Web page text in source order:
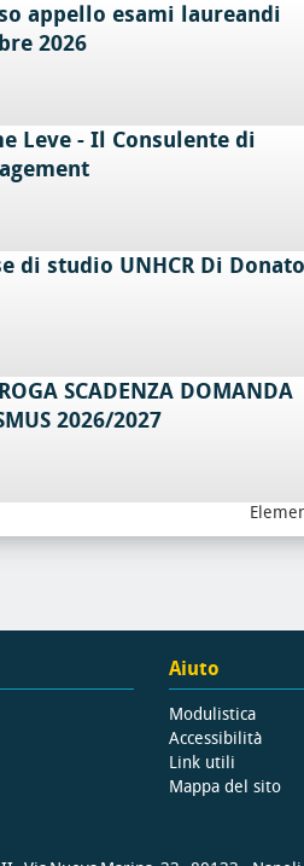
appello esami laureandi
2026
Leve - Il Consulente di
di studio UNHCR Di Donato
SCADENZA DOMANDA
2026/2027
Aiuto
Modulistica
Accessibilità
Link utili
Mappa del sito